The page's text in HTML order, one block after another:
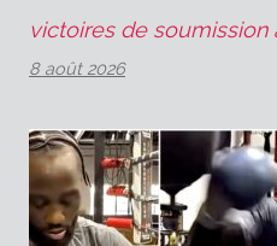
victoires de
8 août 2026